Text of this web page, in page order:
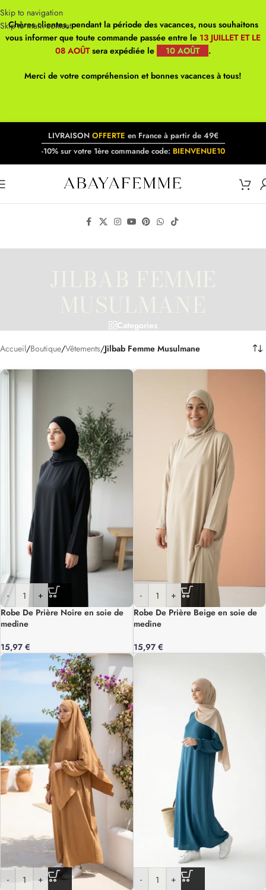
Skip to navigation
Skip to main content
Chères clientes, pendant la période des vacances, nous souhaitons
vous informer que toute commande passée entre le 13 JUILLET ET LE
08 AOÛTsera expédiée le 10 AOÛT .
Merci de votre compréhension et bonnes vacances à tous!
LIVRAISON OFFERTE en France à partir de 49€
-10% sur votre 1ère commande code: BIENVENUE10
Categories
Accueil/Boutique/Vêtements/Jilbab Femme Musulmane
-
+
Robe De Prière Noire en soie de
medine
15,97 €
-
+
Robe De Prière Beige en soie de
medine
15,97 €
-
+
-
+